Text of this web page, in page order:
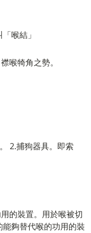
喉結」
喉犄角之勢。
2.捕狗器具。即索
的裝置。用於喉被切
夠替代喉的功用的裝